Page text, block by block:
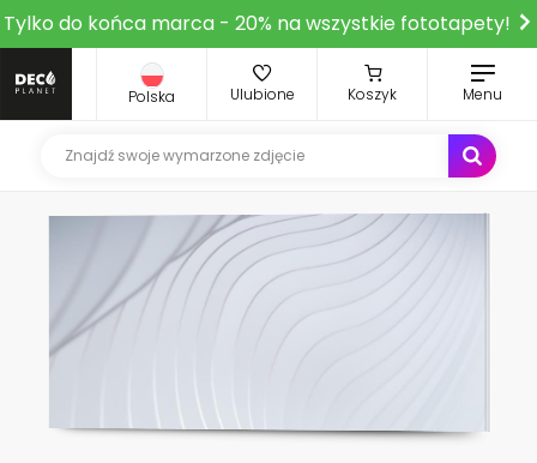
Tylko do końca marca - 20% na wszystkie fototapety!
Polska Ulubione Koszyk Menu